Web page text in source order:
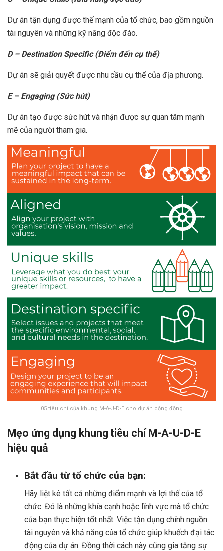
Dự án tận dụng được thế mạnh của tổ chức, bao gồm nguồn
tài nguyên và những kỹ năng độc đáo.
D – Destination Specific (Điểm đến cụ thể)
Dự án sẽ giải quyết được nhu cầu cụ thể của địa phương.
E – Engaging (Sức hút)
Dự án tạo được sức hút và nhận được sự quan tâm mạnh
mẽ của người tham gia.
05 tiêu chí của khung M-A-U-D-E cho dự án cộng đồng
Mẹo ứng dụng khung tiêu chí M-A-U-D-E
hiệu quả
Bắt đầu từ tổ chức của bạn:
Hãy liệt kê tất cả những điểm mạnh và lợi thế của tổ
chức. Đó là những khía cạnh hoặc lĩnh vực mà tổ chức
của bạn thực hiện tốt nhất. Việc tận dụng chính nguồn
tài nguyên và khả năng của tổ chức giúp khuếch đại tác
động của dự án. Đồng thời cách này cũng gia tăng sự